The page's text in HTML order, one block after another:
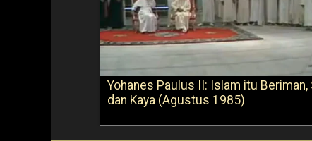
Yohanes Paulus II: Islam itu Beriman,
dan Kaya (Agustus 1985)